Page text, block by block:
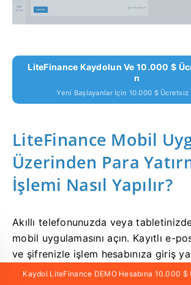
LiteFinance Kaydolun Ve 10.000 $
N
Yeni Başlayanlar Için 10.000 $ Ücretsiz
LiteFinance Mobil
Üzerinden Para
İşlemi Nasıl Yapılır?
Akıllı telefonunuzda veya
mobil uygulamasını açın. Kayıtlı e-
ve şifrenizle işlem hesabınıza giriş
hesabınız yoksa veya nasıl giriş
Kaydol LiteFinance DEMO Hesabına 10.000 $